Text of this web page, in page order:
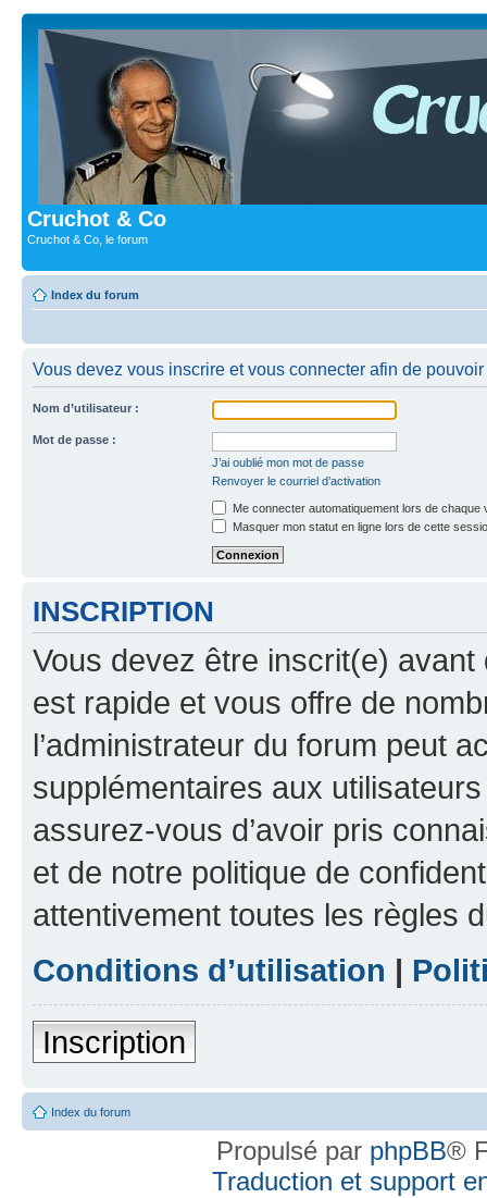
Cruchot & Co
Cruchot & Co, le forum
Index du forum
Vous devez vous inscrire et vous connecter afin de
Nom d’utilisateur :
Mot de passe :
J’ai oublié mon mot de passe
Renvoyer le courriel d’activation
Me connecter automatiquement lors de chaque
Masquer mon statut en ligne lors de cette
INSCRIPTION
Vous devez être inscrit(e) avant
est rapide et vous offre de
l’administrateur du forum peut
supplémentaires aux
assurez-vous d’avoir pris
et de notre politique de
attentivement toutes les règles
Conditions d’utilisation |
Inscription
Index du forum
Propulsé par phpBB®
Traduction et support